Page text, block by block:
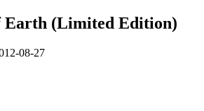
Earth (Limited Edition)
08-27